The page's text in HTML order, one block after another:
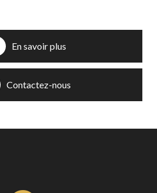
En savoir plus
Contactez-nous